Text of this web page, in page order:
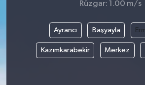
Rüzgar: 1.00 m/s
Ayrancı Başyayla
Kazımkarabekir Merkez